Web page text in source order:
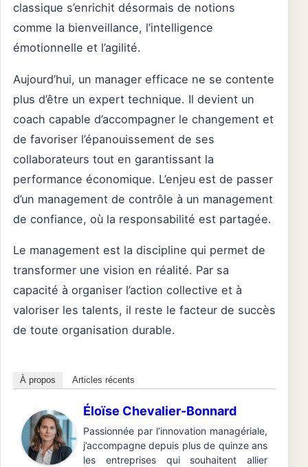
classique s’enrichit désormais de notions
comme la bienveillance, l’intelligence
émotionnelle et l’agilité.
Aujourd’hui, un manager efficace ne se contente
plus d’être un expert technique. Il devient un
coach capable d’accompagner le changement et
de favoriser l’épanouissement de ses
collaborateurs tout en garantissant la
performance économique. L’enjeu est de passer
d’un management de contrôle à un management
de confiance, où la responsabilité est partagée.
Le management est la discipline qui permet de
transformer une vision en réalité. Par sa
capacité à organiser l’action collective et à
valoriser les talents, il reste le facteur de succès
de toute organisation durable.
À propos Articles récents
Éloïse Chevalier-Bonnard
Passionnée par l’innovation managériale,
j’accompagne depuis plus de quinze ans
les entreprises qui souhaitent allier